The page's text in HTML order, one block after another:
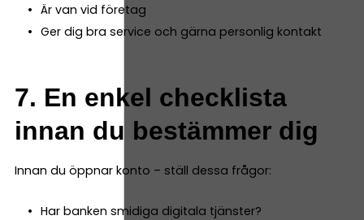
Är van vid företag
Ger dig bra service och gärna personlig kontakt
7. En enkel checklista
innan du bestämmer dig
Innan du öppnar konto – ställ dessa frågor:
Har banken smidiga digitala tjänster?